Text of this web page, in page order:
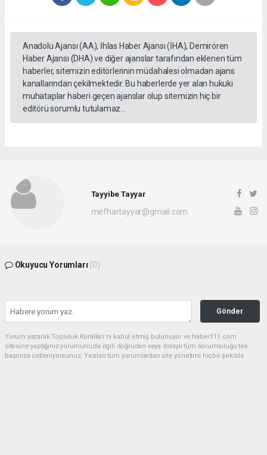
Anadolu Ajansı (AA), İhlas Haber Ajansı (İHA), Demirören
Haber Ajansı (DHA) ve diğer ajanslar tarafından eklenen tüm
haberler, sitemizin editörlerinin müdahalesi olmadan ajans
kanallarından çekilmektedir. Bu haberlerde yer alan hukuki
muhataplar haberi geçen ajanslar olup sitemizin hiç bir
editörü sorumlu tutulamaz...
Tayyibe Tayyar
mefhartayyar@gmail.com
Okuyucu Yorumları (0)
Gönder
Yorum yazarak Topluluk Kuralları’nı kabul etmiş bulunuyor ve haber111.com
sitesine yaptığınız yorumunuzla ilgili doğrudan veya dolaylı tüm sorumluluğu tek
başınıza üstleniyorsunuz. Yazılan tüm yorumlardan site yönetimi hiçbir şekilde